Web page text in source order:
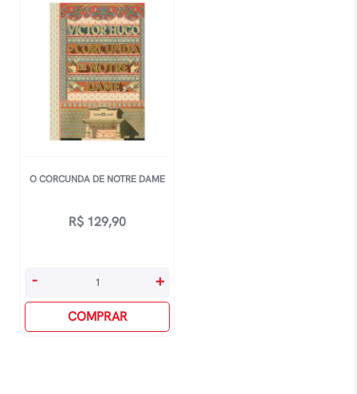
O CORCUNDA DE NOTRE DAME
R$ 129,90
O
Notre
- +
COMPRAR